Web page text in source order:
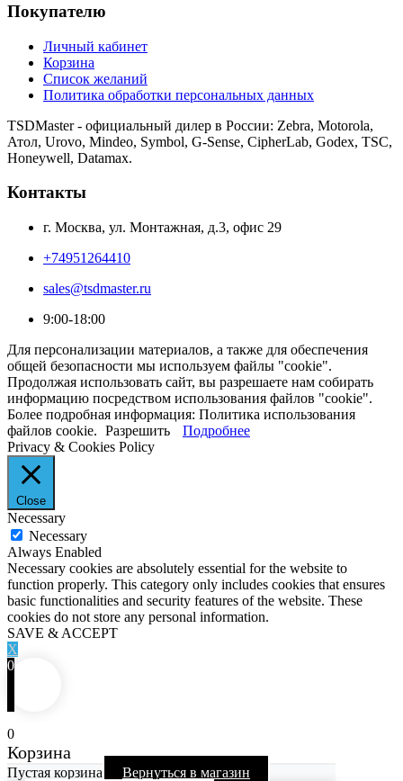
Покупателю
Личный кабинет
Корзина
Список желаний
Политика обработки персональных данных
TSDMaster - официальный дилер в России: Zebra, Motorola,
Атол, Urovo, Mindeo, Symbol, G-Sense, CipherLab, Godex, TSC,
Honeywell, Datamax.
Контакты
г. Москва, ул. Монтажная, д.3, офис 29
+74951264410
sales@tsdmaster.ru
9:00-18:00
Для персонализации материалов, а также для обеспечения
общей безопасности мы используем файлы "cookie".
Продолжая использовать сайт, вы разрешаете нам собирать
информацию посредством использования файлов "cookie".
Более подробная информация: Политика использования
файлов cookie. Разрешить
Подробнее
Privacy & Cookies Policy
Close
Necessary
Necessary
Always Enabled
Necessary cookies are absolutely essential for the website to
function properly. This category only includes cookies that ensures
basic functionalities and security features of the website. These
cookies do not store any personal information.
SAVE & ACCEPT
X
0
0
Корзина
Пустая корзина Вернуться в магазин